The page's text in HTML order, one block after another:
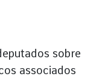
sobre
associados